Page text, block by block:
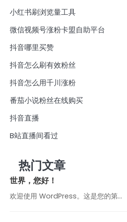
小红书刷浏览量工具
微信视频号涨粉卡盟自助平台
抖音哪里买赞
抖音怎么刷有效粉丝
抖音怎么用千川涨粉
番茄小说粉丝在线购买
抖音直播
B站直播间看过
热门文章
世界，您好！
欢迎使用 WordPress。这是您的第…